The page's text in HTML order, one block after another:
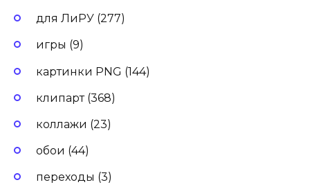
для ЛиРУ (277)
игры (9)
картинки PNG (144)
клипарт (368)
коллажи (23)
обои (44)
переходы (3)